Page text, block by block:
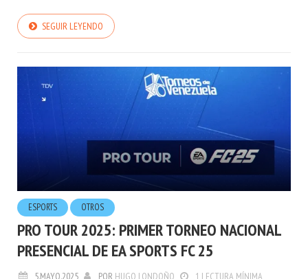
SEGUIR LEYENDO
ESPORTS OTROS
PRO TOUR 2025: PRIMER TORNEO NACIONAL
PRESENCIAL DE EA SPORTS FC 25
5.MAYO.2025 POR HUGO LONDOÑO 1 LECTURA MÍNIMA